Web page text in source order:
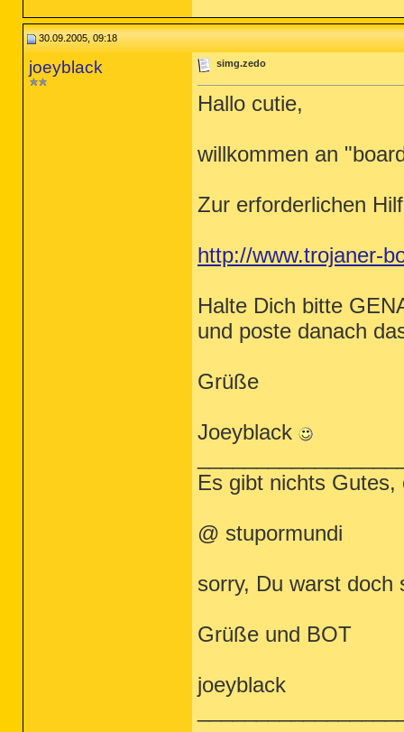
30.09.2005, 09:18
joeyblack simg.zedo
Hallo cutie,
willkommen an
Zur erforderlichen
http://www.trojaner-
Halte Dich bitte
und poste danach
Grüße
Joeyblack
Es gibt nichts
@ stupormundi
sorry, Du warst doch
Grüße und BOT
joeyblack